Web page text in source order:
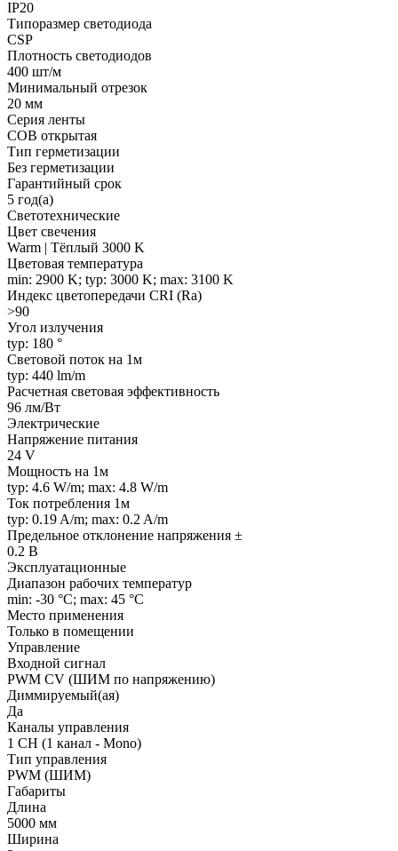
IP20
Типоразмер светодиода
CSP
Плотность светодиодов
400 шт/м
Минимальный отрезок
20 мм
Серия ленты
COB открытая
Тип герметизации
Без герметизации
Гарантийный срок
5 год(а)
Светотехнические
Цвет свечения
Warm | Тёплый 3000 K
Цветовая температура
min: 2900 K; typ: 3000 K; max: 3100 K
Индекс цветопередачи CRI (Ra)
>90
Угол излучения
typ: 180 °
Световой поток на 1м
typ: 440 lm/m
Расчетная световая эффективность
96 лм/Вт
Электрические
Напряжение питания
24 V
Мощность на 1м
typ: 4.6 W/m; max: 4.8 W/m
Ток потребления 1м
typ: 0.19 A/m; max: 0.2 A/m
Предельное отклонение напряжения ±
0.2 В
Эксплуатационные
Диапазон рабочих температур
min: -30 °C; max: 45 °C
Место применения
Только в помещении
Управление
Входной сигнал
PWM СV (ШИМ по напряжению)
Диммируемый(ая)
Да
Каналы управления
1 CH (1 канал - Mono)
Тип управления
PWM (ШИМ)
Габариты
Длина
5000 мм
Ширина